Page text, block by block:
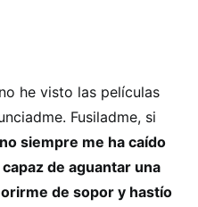
he visto las películas
Fusiladme, si
siempre me ha caído
de aguantar una
de sopor y hastío